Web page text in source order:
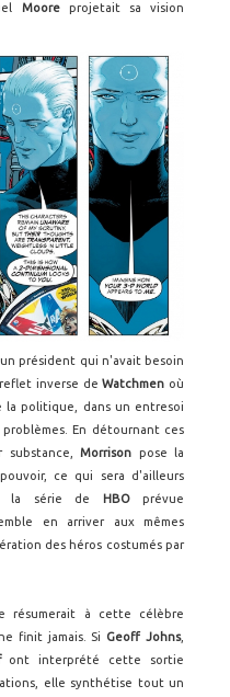
Mooreprojetait sa vision
président qui n'avait besoin
inverse deWatchmen où
la politique, dans un entresoi
En détournant ces
substance,Morrison pose la
ce qui sera d'ailleurs
la série de
HBOprévue
en arriver aux mêmes
des héros costumés par
résumerait à cette célèbre
finit jamais. Si Geoff Johns,
ont interprété cette sortie
elle synthétise tout un